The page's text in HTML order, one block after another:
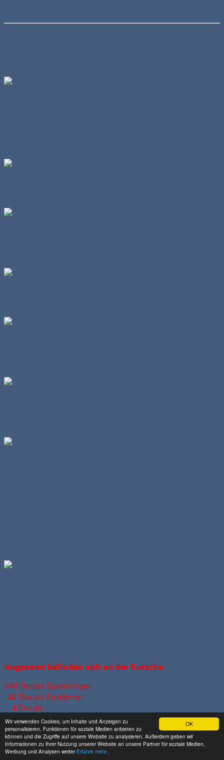
OK
Wir verwenden Cookies, um Inhalte und Anzeigen zu
personalisieren, Funktionen für soziale Medien anbieten zu
können und die Zugriffe auf unsere Website zu analysieren. Außerdem geben wir
Informationen zu Ihrer Nutzung unserer Website an unsere Partner für soziale Medien,
Werbung und Analysen weiter Erfahre mehr...
Insgesamt befinden sich an der Kutsche
148 Decals Spannringe
42 Decals Embleme
4 Decals
194 Decals
Stolz sitzt der Kutscher auf seinem Bock und führt die